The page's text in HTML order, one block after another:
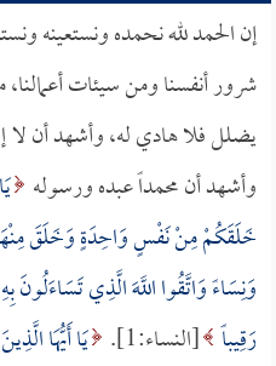
إن الحمد لله نحمده ونستعينه
شرور أنفسنا ومن سيئات
يضلل فلا هادي له، وأشهد أن لا
وأشهد أن محمداً عبده ورسوله
خَلَقَكُمْ مِنْ نَفْسٍ وَاحِدَةٍ وَخَلَقَ
وَنِسَاءً وَاتَّقُوا اللَّهَ الَّذِي تَسَاءَلُونَ
رَقِيباً [النساء:1].
يَا أَيُّهَا